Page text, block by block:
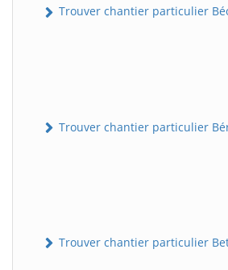
Trouver chantier particulier
Trouver chantier particulier
Trouver chantier particulier